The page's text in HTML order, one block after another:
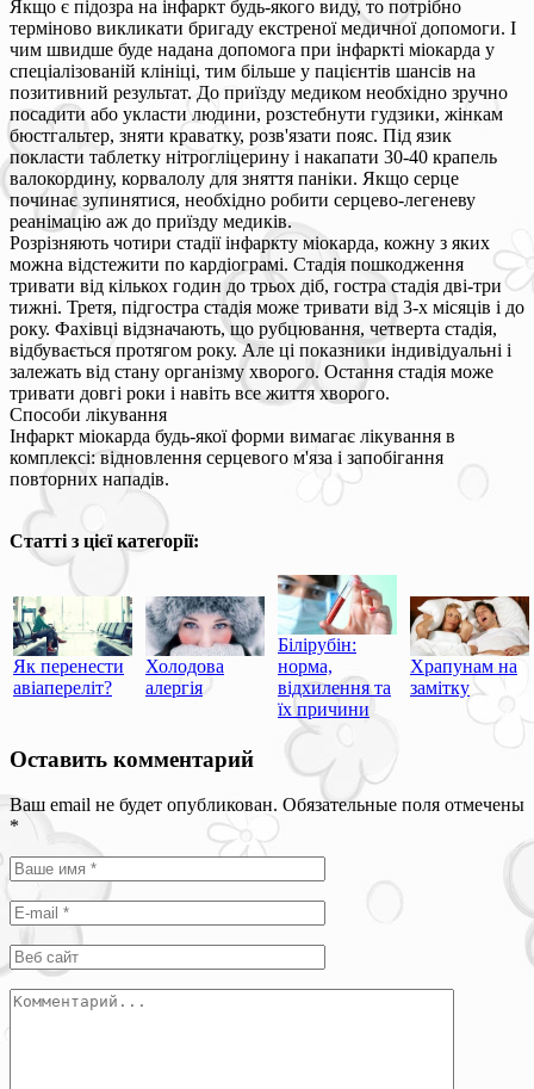
Якщо є підозра на інфаркт будь-якого виду, то потрібно
терміново викликати бригаду екстреної медичної допомоги. І
чим швидше буде надана допомога при інфаркті міокарда у
спеціалізованій клініці, тим більше у пацієнтів шансів на
позитивний результат. До приїзду медиком необхідно зручно
посадити або укласти людини, розстебнути гудзики, жінкам
бюстгальтер, зняти краватку, розв'язати пояс. Під язик
покласти таблетку нітрогліцерину і накапати 30-40 крапель
валокордину, корвалолу для зняття паніки. Якщо серце
починає зупинятися, необхідно робити серцево-легеневу
реанімацію аж до приїзду медиків.
Розрізняють чотири стадії інфаркту міокарда, кожну з яких
можна відстежити по кардіограмі. Стадія пошкодження
тривати від кількох годин до трьох діб, гостра стадія дві-три
тижні. Третя, підгостра стадія може тривати від 3-х місяців і до
року. Фахівці відзначають, що рубцювання, четверта стадія,
відбувається протягом року. Але ці показники індивідуальні і
залежать від стану організму хворого. Остання стадія може
тривати довгі роки і навіть все життя хворого.
Способи лікування
Інфаркт міокарда будь-якої форми вимагає лікування в
комплексі: відновлення серцевого м'яза і запобігання
повторних нападів.
Статті з цієї категорії:
Як перенести
авіапереліт?
Холодова
алергія
Білірубін:
норма,
відхилення та
їх причини
Храпунам на
замітку
Оставить комментарий
Ваш email не будет опубликован. Обязательные поля отмечены
*